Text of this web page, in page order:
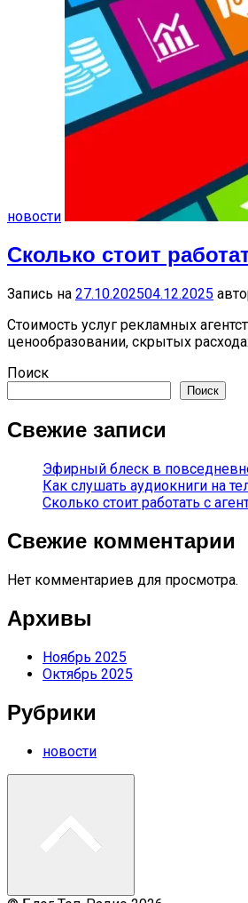
новости
Сколько стоит
Запись на 27.10.202504.12.2025
Стоимость услуг рекламных
ценообразовании, скрытых
Поиск
Поиск
Свежие записи
Эфирный блеск в
Как слушать аудиокниги на
Сколько стоит работать с
Свежие комментарии
Нет комментариев для просмотра.
Архивы
Ноябрь 2025
Октябрь 2025
Рубрики
новости